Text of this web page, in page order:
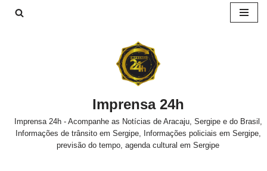
Imprensa 24h
Imprensa 24h - Acompanhe as Notícias de Aracaju, Sergipe e do Brasil,
Informações de trânsito em Sergipe, Informações policiais em Sergipe,
previsão do tempo, agenda cultural em Sergipe